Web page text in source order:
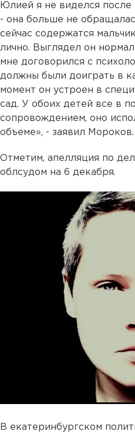
Юлией я не виделся после
- она больше не
сейчас содержатся
лично. Выглядел он
мне договорился с
должны были доиграть в
момент он устроен в
сад. У обоих детей все в
сопровождением, оно
объеме», - заявил Мороков.
Отметим, апелляция по
облсудом на 6 декабря.
В екатеринбургском